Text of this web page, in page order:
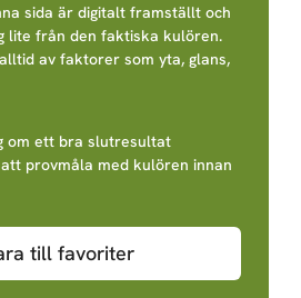
sida är digitalt framställt och
lite från den faktiska kulören.
av faktorer som yta, glans,
om ett bra slutresultat
provmåla med kulören innan
till favoriter